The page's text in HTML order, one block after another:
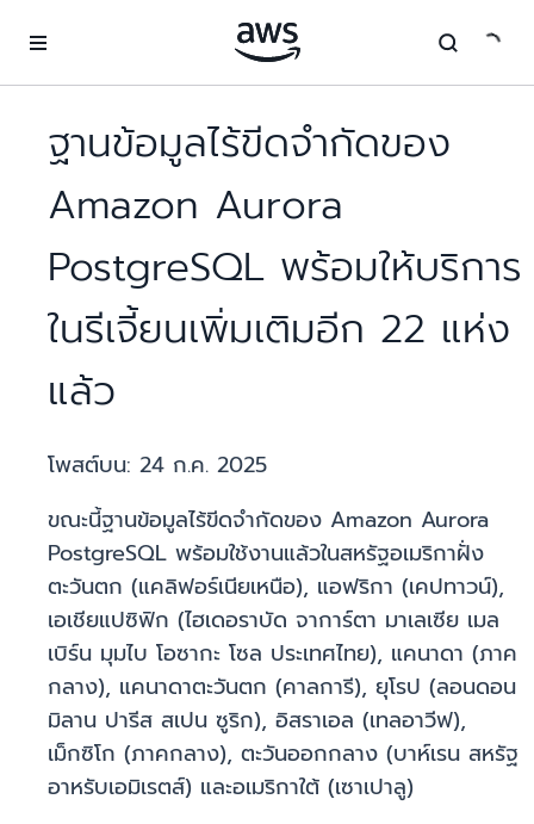
ฐานข้อมูลไร้ขีดจำกัดของ
Amazon Aurora
PostgreSQL พร้อมให้บริการ
ในรีเจี้ยนเพิ่มเติมอีก 22 แห่ง
แล้ว
โพสต์บน: 24 ก.ค. 2025
ขณะนี้ฐานข้อมูลไร้ขีดจำกัดของ Amazon Aurora
PostgreSQL พร้อมใช้งานแล้วในสหรัฐอเมริกาฝั่ง
ตะวันตก (แคลิฟอร์เนียเหนือ), แอฟริกา (เคปทาวน์),
เอเชียแปซิฟิก (ไฮเดอราบัด จาการ์ตา มาเลเซีย เมล
เบิร์น มุมไบ โอซากะ โซล ประเทศไทย), แคนาดา (ภาค
กลาง), แคนาดาตะวันตก (คาลการี), ยุโรป (ลอนดอน
มิลาน ปารีส สเปน ซูริก), อิสราเอล (เทลอาวีฟ),
เม็กซิโก (ภาคกลาง), ตะวันออกกลาง (บาห์เรน สหรัฐ
อาหรับเอมิเรตส์) และอเมริกาใต้ (เซาเปาลู)